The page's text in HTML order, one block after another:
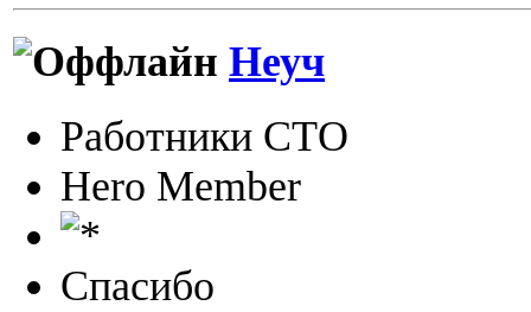
Неуч
Работники СТО
Hero Member
Спасибо